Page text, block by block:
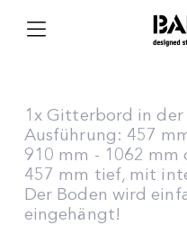
1x Gitterbord in der
Ausführung: 457
910 mm - 1062
457 mm tief, mit
Der Boden wird
eingehängt!